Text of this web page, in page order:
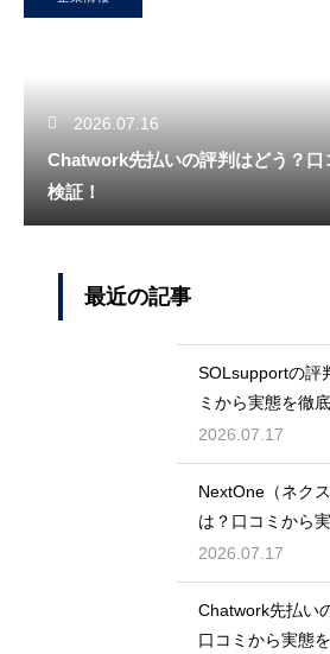
2026.07.16
Chatwork先払いの評判はどう？口
検証！
最近の記事
SOLsupportの評
ミから実態を徹
2026.07.17
NextOne（ネク
は？口コミから
2026.07.17
Chatwork先払い
口コミから実態